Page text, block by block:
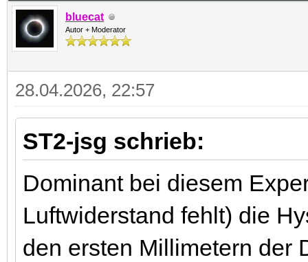
bluecat
Autor + Moderator
28.04.2026, 22:57
ST2-jsg schrieb:
Dominant bei diesem
Luftwiderstand fehlt) die
den ersten Millimetern der